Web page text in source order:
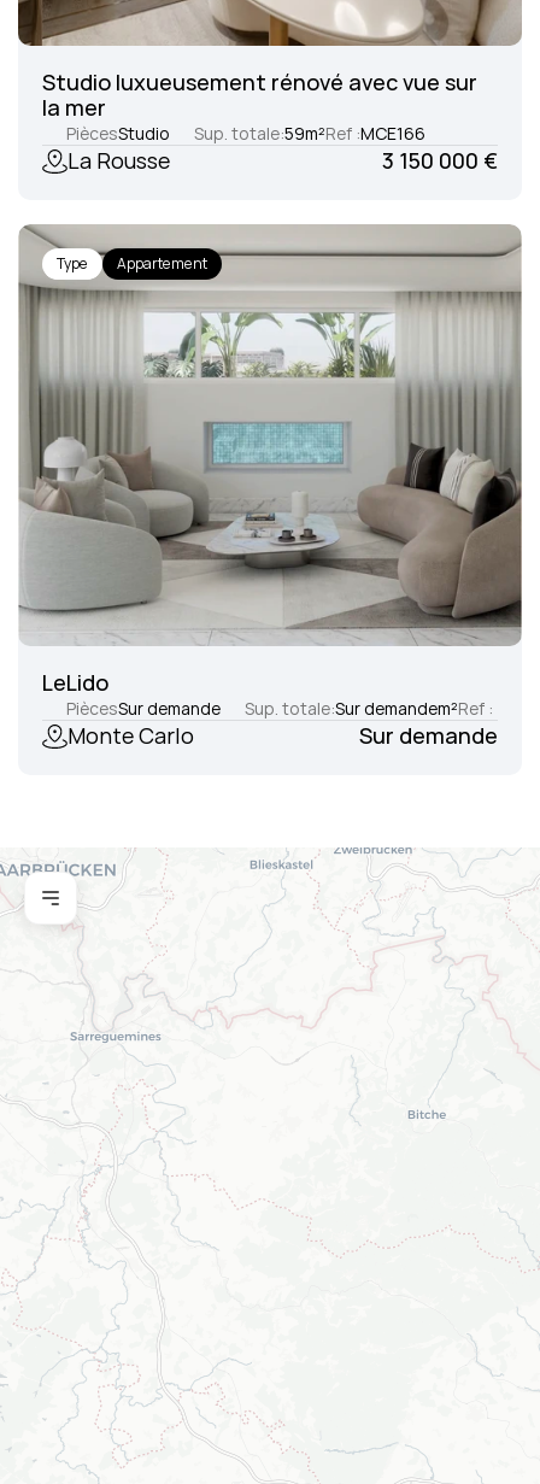
Studio luxueusement rénové avec vue sur
la mer
PiècesStudio Sup. totale:59m²Ref :MCE166
La Rousse 3 150 000 €
Type Appartement
LeLido
PiècesSur demande Sup. totale:Sur demandem²Ref :
Monte Carlo Sur demande